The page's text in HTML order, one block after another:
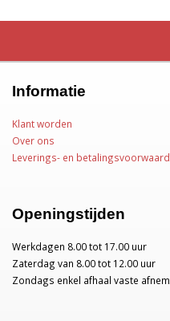
Informatie
Klant worden
Over ons
Leverings- en
Openingstijden
Werkdagen 8.00 tot 17.00 uur
Zaterdag van 8.00 tot 12.00 uur
Zondags enkel afhaal vaste